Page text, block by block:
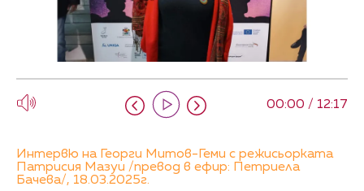
00:00 / 12:17
Интервю на Георги Митов-Геми с режисьорката
Патрисия Мазуи /превод в ефир: Петриела
Бачева/, 18.03.2025г.